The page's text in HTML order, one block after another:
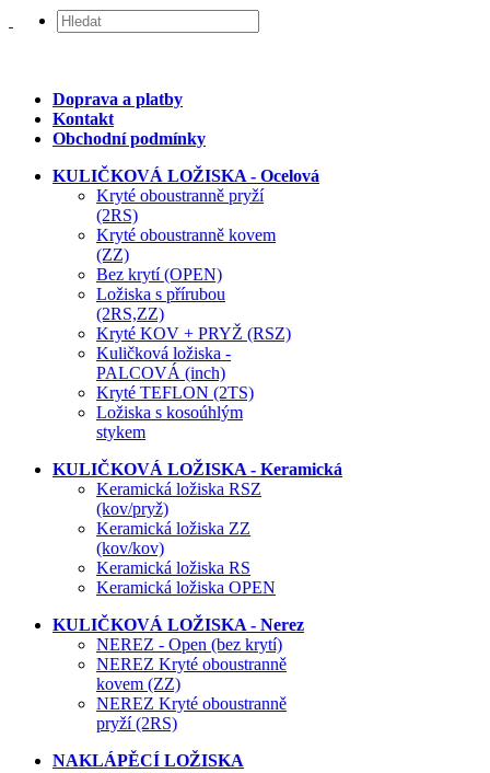
Doprava a platby
Kontakt
Obchodní podmínky
KULIČKOVÁ LOŽISKA - Ocelová
Kryté oboustranně pryží
(2RS)
Kryté oboustranně kovem
(ZZ)
Bez krytí (OPEN)
Ložiska s přírubou
(2RS,ZZ)
Kryté KOV + PRYŽ (RSZ)
Kuličková ložiska -
PALCOVÁ (inch)
Kryté TEFLON (2TS)
Ložiska s kosoúhlým
stykem
KULIČKOVÁ LOŽISKA - Keramická
Keramická ložiska RSZ
(kov/pryž)
Keramická ložiska ZZ
(kov/kov)
Keramická ložiska RS
Keramická ložiska OPEN
KULIČKOVÁ LOŽISKA - Nerez
NEREZ - Open (bez krytí)
NEREZ Kryté oboustranně
kovem (ZZ)
NEREZ Kryté oboustranně
pryží (2RS)
NAKLÁPĚCÍ LOŽISKA